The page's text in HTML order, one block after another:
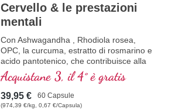
Cervello & le prestazioni
mentali
Con Ashwagandha , Rhodiola rosea,
OPC, la curcuma, estratto di rosmarino e
acido pantotenico, che contribuisce alla
normale prestazioni mentali ed è coinvolto
nella sintesi e nel metabolismo di diversi
neurotrasmettitori. Vitamine B bioattivo!
Acquistane 3, il 4° è gratis
39,95 € 60 Capsule
(974,39 €/kg, 0,67 €/Capsula)